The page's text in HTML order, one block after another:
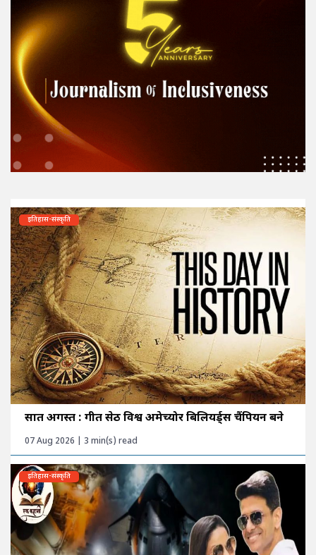
इतिहास-संस्कृति
सात अगस्त : गीत सेठी विश्व अमेच्योर बिलियर्ड्स चैंपियन बने
07 Aug 2026 | 3 min(s) read
इतिहास-संस्कृति